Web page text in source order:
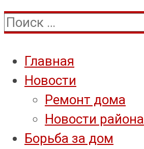
Поиск:
Главная
Новости
Ремонт дома
Новости района
Борьба за дом